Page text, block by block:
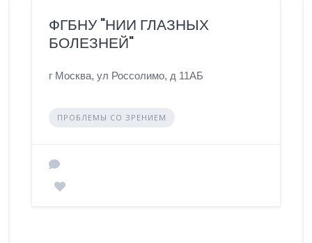
ФГБНУ "НИИ ГЛАЗНЫХ
БОЛЕЗНЕЙ"
г Москва, ул Россолимо, д 11АБ
ПРОБЛЕМЫ СО ЗРЕНИЕМ